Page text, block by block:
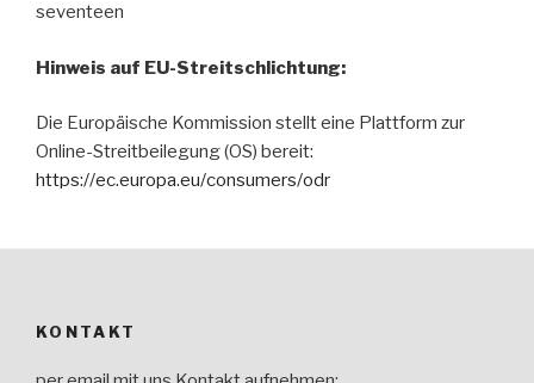
seventeen
Hinweis auf EU-Streitschlichtung:
Die Europäische Kommission stellt eine Plattform zur
Online-Streitbeilegung (OS) bereit:
https://ec.europa.eu/consumers/odr
KONTAKT